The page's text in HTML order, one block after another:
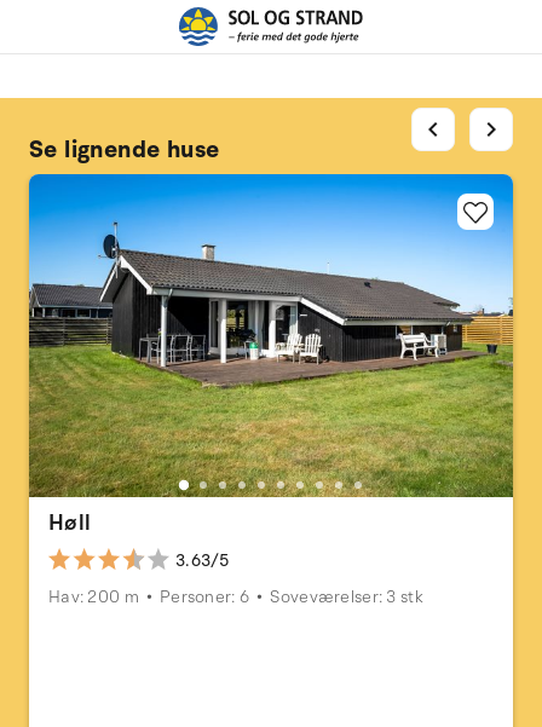
Se lignende huse
Høll
3.63/5
Hav: 200 m
Personer: 6 Soveværelser: 3 stk
chevron_left chevron_right